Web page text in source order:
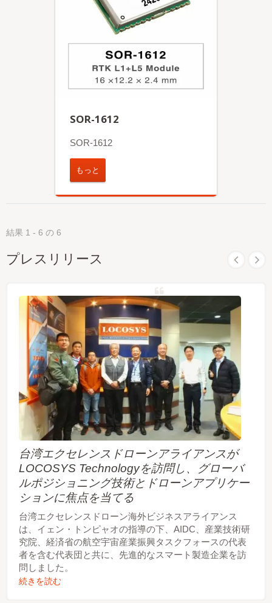
SOR-1612
SOR-1612
もっと
結果 1 - 6 の 6
プレスリリース
台湾エクセレンスドローンアライアンスが
LOCOSYS Technologyを訪問し、グローバ
ルポジショニング技術とドローンアプリケー
ションに焦点を当てる
台湾エクセレンスドローン海外ビジネスアライアンス
は、イェン・トンピャオの指導の下、AIDC、産業技術研
究院、経済省の航空宇宙産業振興タスクフォースの代表
者を含む代表団と共に、先進的なスマート製造企業を訪
問しました。
続きを読む